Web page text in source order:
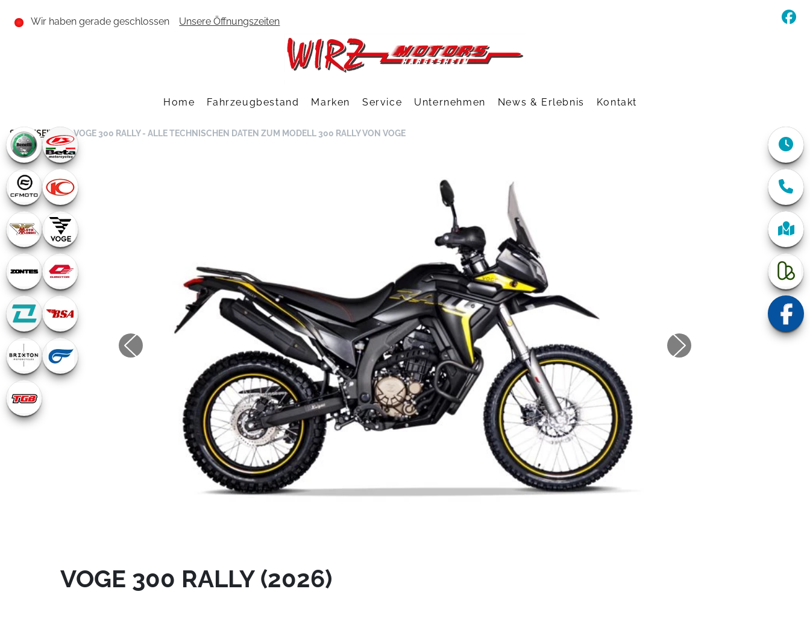
Wir haben gerade geschlossen Unsere Öffnungszeiten
Home Fahrzeugbestand Marken Service Unternehmen News & Erlebnis Kontakt
STARTSEITE VOGE 300 RALLY - ALLE TECHNISCHEN DATEN ZUM MODELL 300 RALLY VON VOGE
VOGE 300 RALLY (2026)